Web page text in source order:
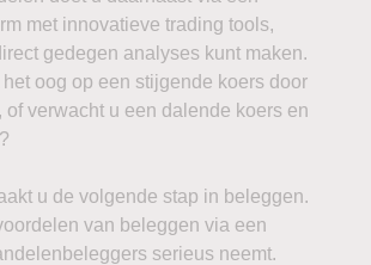
met innovatieve trading tools,
gedegen analyses kunt maken.
het oog op een stijgende koers door
of verwacht u een dalende koers en
u de volgende stap in beleggen.
van beleggen via een
serieus neemt.